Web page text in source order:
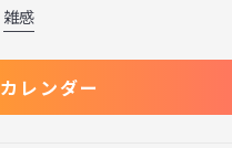
雑感
カレンダー